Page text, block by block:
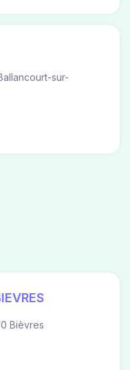
sur-
Bièvres